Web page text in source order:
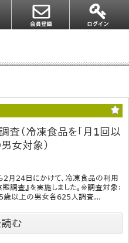
（冷凍食品を「月1回以
女対象）
月24日にかけて、冷凍食品の利用
調査』を実施しました。※調査対象：
歳以上の男女各625人調査...
読む